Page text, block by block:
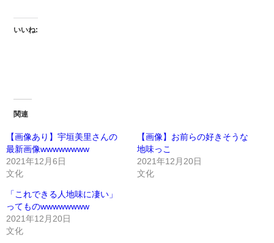
いいね:
関連
【画像あり】宇垣美里さんの
最新画像wwwwwwww
2021年12月6日
文化
【画像】お前らの好きそうな
地味っこ
2021年12月20日
文化
「これできる人地味に凄い」
ってものwwwwwwww
2021年12月20日
文化